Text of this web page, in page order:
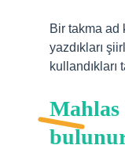
Bir takma ad
yazdıkları
kullandıkları
Mahlas